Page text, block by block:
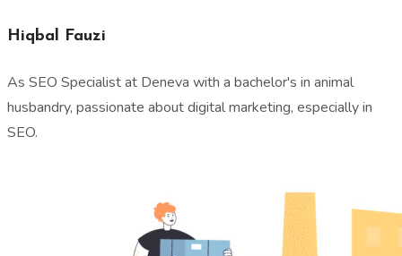
Hiqbal Fauzi
As SEO Specialist at Deneva with a bachelor's in animal
husbandry, passionate about digital marketing, especially in
SEO.